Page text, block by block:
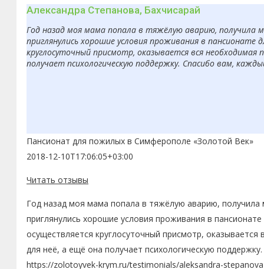
Александра Степанова, Бахчисарай
Год назад моя мама попала в тяжёлую аварию, получила
приглянулись хорошие условия проживания в
круглосуточный присмотр, оказывается вся
получает психологическую поддержку. Спасибо вам,
Пансионат для пожилых в Симферополе «Золотой Век»
2018-12-10T17:06:05+03:00
Читать отзывы
Год назад моя мама попала в тяжёлую аварию,
приглянулись хорошие условия проживания в
осуществляется круглосуточный присмотр,
для неё, а ещё она получает психологическую
https://zolotoyvek-krym.ru/testimonials/aleksandra-